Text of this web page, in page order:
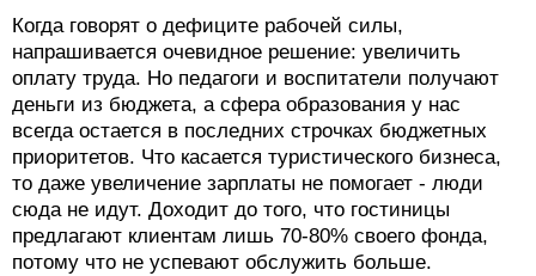
Когда говорят о дефиците рабочей силы,
напрашивается очевидное решение: увеличить
оплату труда. Но педагоги и воспитатели получают
деньги из бюджета, а сфера образования у нас
всегда остается в последних строчках бюджетных
приоритетов. Что касается туристического бизнеса,
то даже увеличение зарплаты не помогает - люди
сюда не идут. Доходит до того, что гостиницы
предлагают клиентам лишь 70-80% своего фонда,
потому что не успевают обслужить больше.